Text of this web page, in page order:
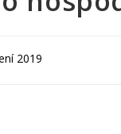
2019